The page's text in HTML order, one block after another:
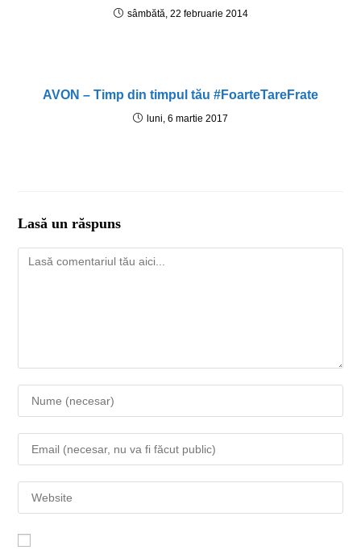
sâmbătă, 22 februarie 2014
AVON – Timp din timpul tău #FoarteTareFrate
luni, 6 martie 2017
Lasă un răspuns